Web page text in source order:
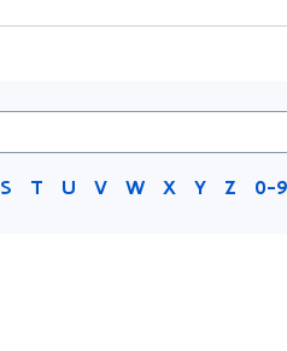
S T U V W X Y Z 0-9